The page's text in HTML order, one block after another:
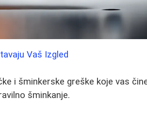
Vaš Izgled
i šminkerske greške koje vas
šminkanje.